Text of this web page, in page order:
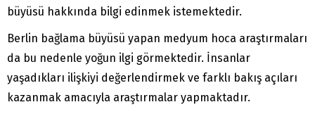
büyüsü hakkında bilgi edinmek istemektedir.
Berlin bağlama büyüsü yapan medyum hoca araştırmaları
da bu nedenle yoğun ilgi görmektedir. İnsanlar
yaşadıkları ilişkiyi değerlendirmek ve farklı bakış açıları
kazanmak amacıyla araştırmalar yapmaktadır.